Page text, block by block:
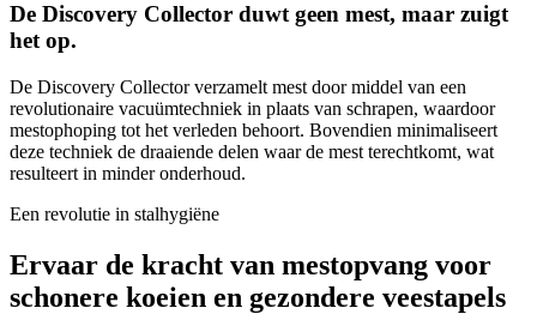
De Discovery Collector duwt geen mest, maar zuigt
het op.
De Discovery Collector verzamelt mest door middel van een
revolutionaire vacuümtechniek in plaats van schrapen, waardoor
mestophoping tot het verleden behoort. Bovendien minimaliseert
deze techniek de draaiende delen waar de mest terechtkomt, wat
resulteert in minder onderhoud.
Een revolutie in stalhygiëne
Ervaar de kracht van mestopvang voor
schonere koeien en gezondere veestapels